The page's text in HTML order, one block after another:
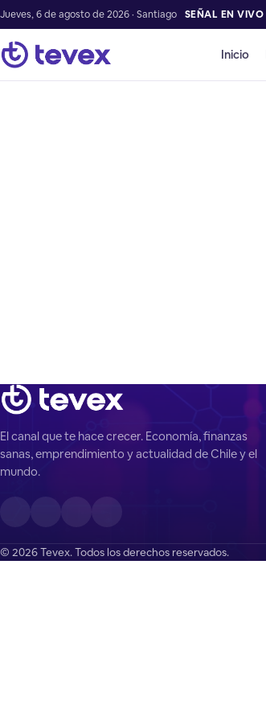
Jueves, 6 de agosto de 2026 · Santiago SEÑAL EN VIVO
Inicio
El canal que te hace crecer. Economía, finanzas
sanas, emprendimiento y actualidad de Chile y el
mundo.
© 2026 Tevex. Todos los derechos reservados.